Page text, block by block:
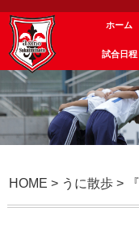
ホーム
試合日程
HOME > うに散歩 >